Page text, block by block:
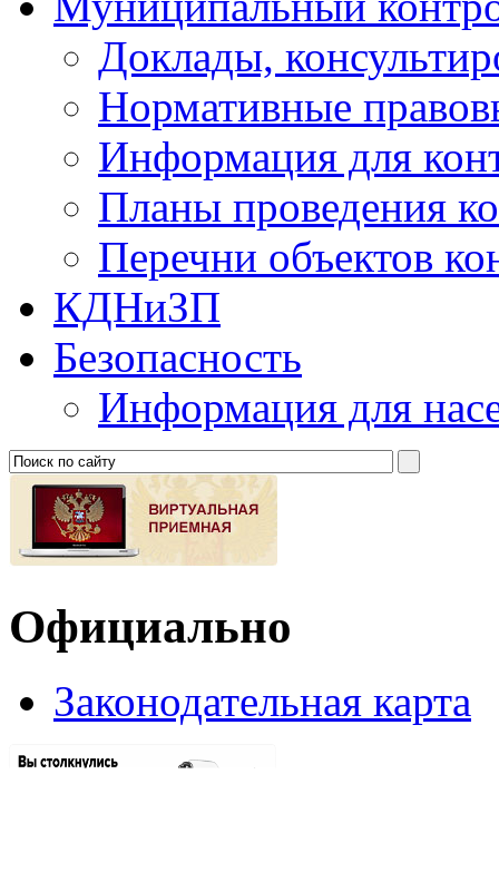
Доклады,
Нормативные
Информация для
Планы проведения
Перечни объектов
КДНиЗП
Безопасность
Информация для
Официально
Законодательная карта